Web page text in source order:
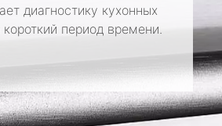
диагностику кухонных
период времени.